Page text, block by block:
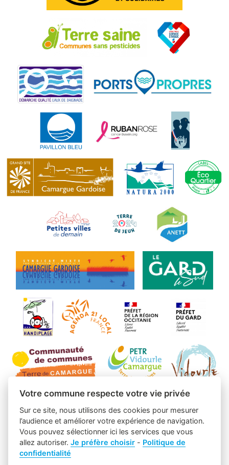
Votre commune respecte votre vie privée
Sur ce site, nous utilisons des cookies pour mesurer
l’audience et améliorer votre expérience de navigation.
Vous pouvez sélectionner ici les services que vous
allez autoriser.Je préfère choisir - Politique de
confidentialité